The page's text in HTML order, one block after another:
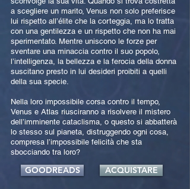
a scegliere un marito, Venus non solo preferisce
lui rispetto all’élite che la corteggia, ma lo tratta
con una gentilezza e un rispetto che non ha mai
sperimentato. Mentre uniscono le forze per
sventare una minaccia contro il suo popolo,
l’intelligenza, la bellezza e la ferocia della donna
suscitano presto in lui desideri proibiti a quelli
della sua specie.
Nella loro impossibile corsa contro il tempo,
Venus e Atlas riusciranno a risolvere il mistero
dell’imminente cataclisma, o questo si abbatterà
lo stesso sul pianeta, distruggendo ogni cosa,
compresa l’impossibile felicità che sta
sbocciando tra loro?
GOODREADS ACQUISTARE